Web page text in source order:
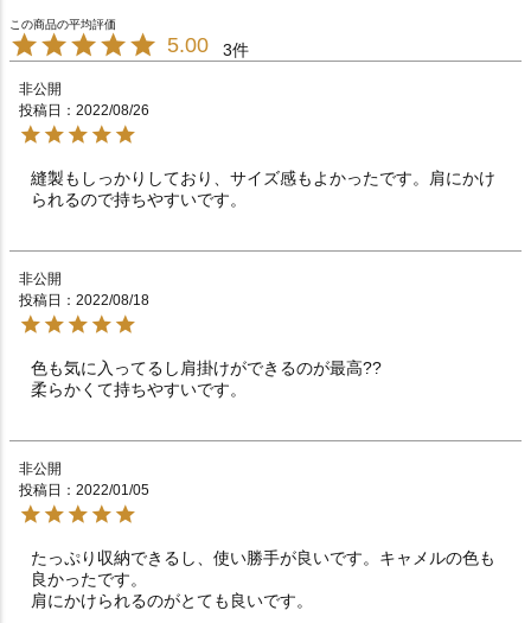
5.00 3
非公開
投稿日
2022/08/26
縫製もしっかりしており、サイズ感もよかったです。肩にかけ
られるので持ちやすいです。
非公開
投稿日
2022/08/18
色も気に入ってるし肩掛けができるのが最高??
柔らかくて持ちやすいです。
非公開
投稿日
2022/01/05
たっぷり収納できるし、使い勝手が良いです。キャメルの色も
良かったです。
肩にかけられるのがとても良いです。